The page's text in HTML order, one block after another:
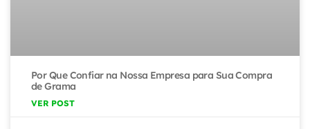
Por Que Confiar na Nossa Empresa para Sua Compra
de Grama
VER POST